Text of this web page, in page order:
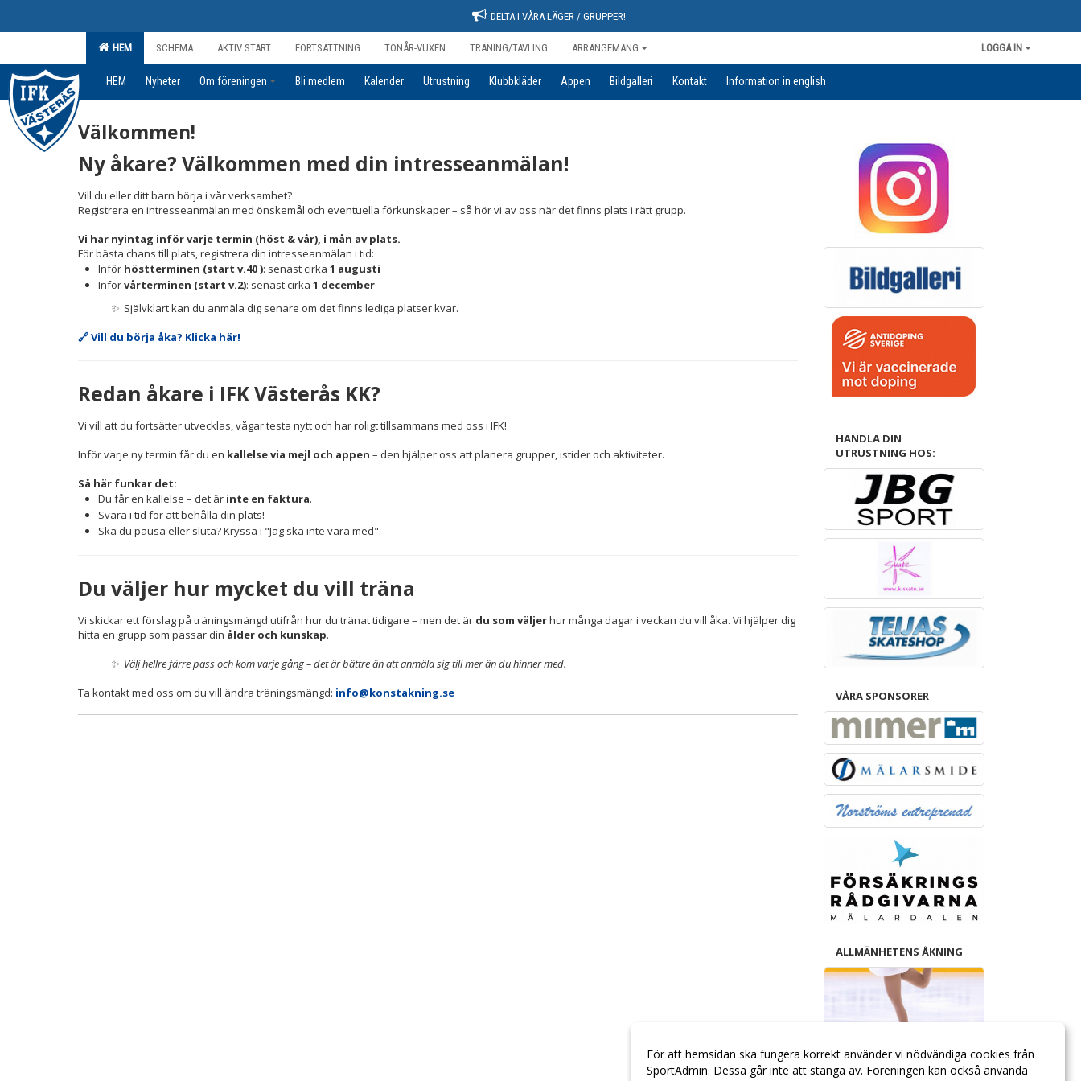
DELTA I VÅRA LÄGER / GRUPPER!
HEM SCHEMA AKTIV START FORTSÄTTNING TONÅR-VUXEN TRÄNING/TÄVLING ARRANGEMANG LOGGA IN
HEM Nyheter Om föreningen Bli medlem Kalender Utrustning Klubbkläder Appen Bildgalleri Kontakt Information in english
Välkommen!
Ny åkare? Välkommen med din intresseanmälan!
Vill du eller ditt barn börja i vår verksamhet?
Registrera en intresseanmälan med önskemål och eventuella förkunskaper – så hör vi av oss när det finns plats i rätt grupp.
Vi har nyintag inför varje termin (höst & vår), i mån av plats.
För bästa chans till plats, registrera din intresseanmälan i tid:
Inför höstterminen (start v.40 ): senast cirka 1 augusti
Införvårterminen (start v.2): senast cirka 1 december
✨ Självklart kan du anmäla dig senare om det finns lediga platser kvar.
🔗 Vill du börja åka? Klicka här!
Redan åkare i IFK Västerås KK?
Vi vill att du fortsätter utvecklas, vågar testa nytt och har roligt tillsammans med oss i IFK!
Inför varje ny termin får du en kallelse via mejl och appen – den hjälper oss att planera grupper, istider och aktiviteter.
Så här funkar det:
Du får en kallelse – det är inte en faktura.
Svara i tid för att behålla din plats!
Ska du pausa eller sluta? Kryssa i "Jag ska inte vara med".
Du väljer hur mycket du vill träna
Vi skickar ett förslag på träningsmängd utifrån hur du tränat tidigare – men det är du som väljerhur många dagar i veckan du vill åka. Vi hjälper dig
hitta en grupp som passar din ålder och kunskap.
✨ Välj hellre färre pass och kom varje gång – det är bättre än att anmäla sig till mer än du hinner med.
Ta kontakt med oss om du vill ändra träningsmängd: info@konstakning.se
HANDLA DIN
UTRUSTNING HOS:
VÅRA SPONSORER
ALLMÄNHETENS ÅKNING
För att hemsidan ska fungera korrekt använder vi nödvändiga cookies från
SportAdmin. Dessa går inte att stänga av. Föreningen kan också använda